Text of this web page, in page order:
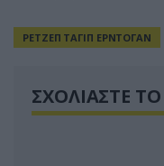
ΡΕΤΖΕΠ ΤΑΓΙΠ ΕΡΝΤΟΓΑΝ
ΣΧΟΛΙΑΣΤΕ